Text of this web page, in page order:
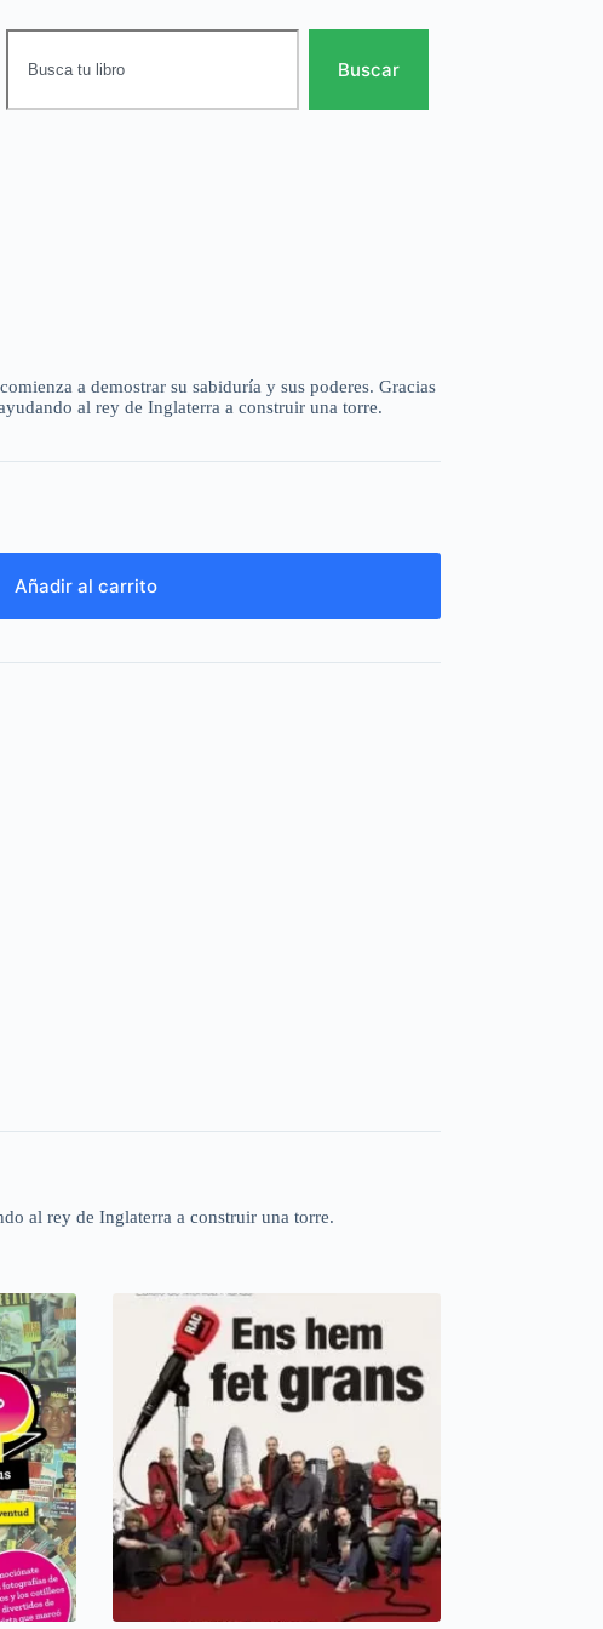
Buscar
a demostrar su sabiduría y sus poderes. Gracias
al rey de Inglaterra a construir una torre.
Añadir al carrito
al rey de Inglaterra a construir una torre.